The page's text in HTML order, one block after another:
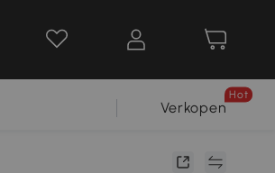
Verkopen
Hot